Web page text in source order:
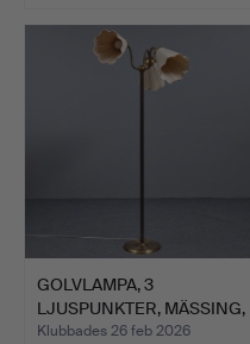
GOLVLAMPA, 3
LJUSPUNKTER, MÄSSING,
1900-TA…
Klubbades 26 feb 2026